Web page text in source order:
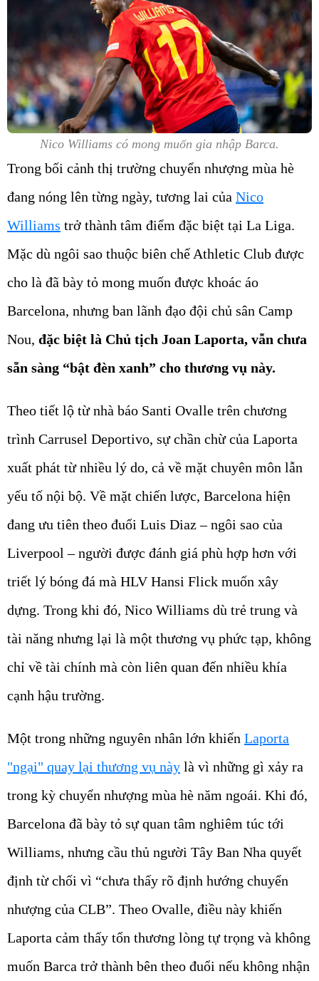
Nico Williams có mong muốn gia nhập Barca.
Trong bối cảnh thị trường chuyển nhượng mùa hè
đang nóng lên từng ngày, tương lai của Nico
Williams trở thành tâm điểm đặc biệt tại La Liga.
Mặc dù ngôi sao thuộc biên chế Athletic Club được
cho là đã bày tỏ mong muốn được khoác áo
Barcelona, nhưng ban lãnh đạo đội chủ sân Camp
Nou, đặc biệt là Chủ tịch Joan Laporta, vẫn chưa
sẵn sàng “bật đèn xanh” cho thương vụ này.
Theo tiết lộ từ nhà báo Santi Ovalle trên chương
trình Carrusel Deportivo, sự chần chừ của Laporta
xuất phát từ nhiều lý do, cả về mặt chuyên môn lẫn
yếu tố nội bộ. Về mặt chiến lược, Barcelona hiện
đang ưu tiên theo đuổi Luis Diaz – ngôi sao của
Liverpool – người được đánh giá phù hợp hơn với
triết lý bóng đá mà HLV Hansi Flick muốn xây
dựng. Trong khi đó, Nico Williams dù trẻ trung và
tài năng nhưng lại là một thương vụ phức tạp, không
chỉ về tài chính mà còn liên quan đến nhiều khía
cạnh hậu trường.
Một trong những nguyên nhân lớn khiến Laporta
"ngại" quay lại thương vụ này là vì những gì xảy ra
trong kỳ chuyển nhượng mùa hè năm ngoái. Khi đó,
Barcelona đã bày tỏ sự quan tâm nghiêm túc tới
Williams, nhưng cầu thủ người Tây Ban Nha quyết
định từ chối vì “chưa thấy rõ định hướng chuyển
nhượng của CLB”. Theo Ovalle, điều này khiến
Laporta cảm thấy tổn thương lòng tự trọng và không
muốn Barca trở thành bên theo đuổi nếu không nhận